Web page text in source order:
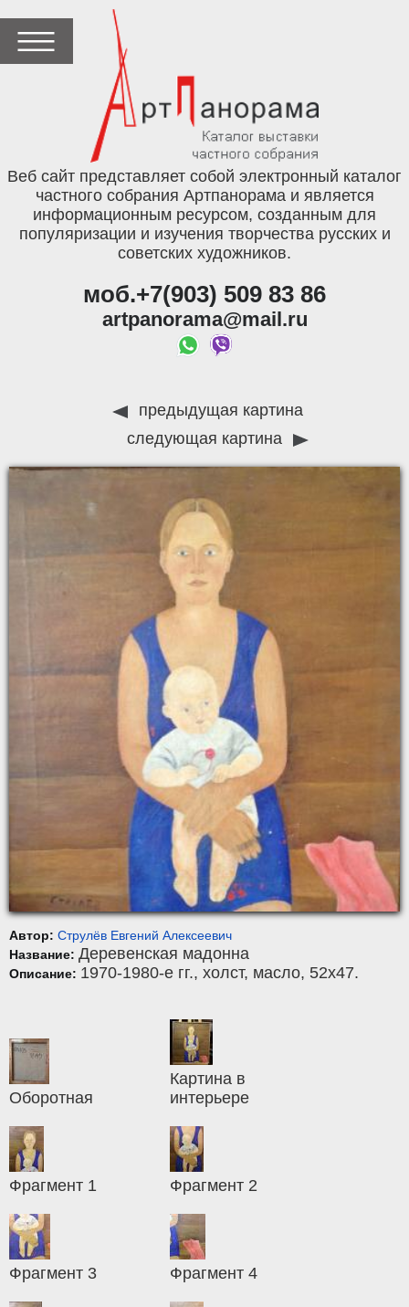
Веб сайт представляет собой электронный каталог
частного собрания Артпанорама и является
информационным ресурсом, созданным для
популяризации и изучения творчества русских и
советских художников.
моб.+7(903) 509 83 86
artpanorama@mail.ru
предыдущая картина
следующая картина
Автор: Струлёв Евгений Алексеевич
Название: Деревенская мадонна
Описание: 1970-1980-е гг., холст, масло, 52x47.
Оборотная
Картина в
интерьере
Фрагмент 1 Фрагмент 2
Фрагмент 3 Фрагмент 4